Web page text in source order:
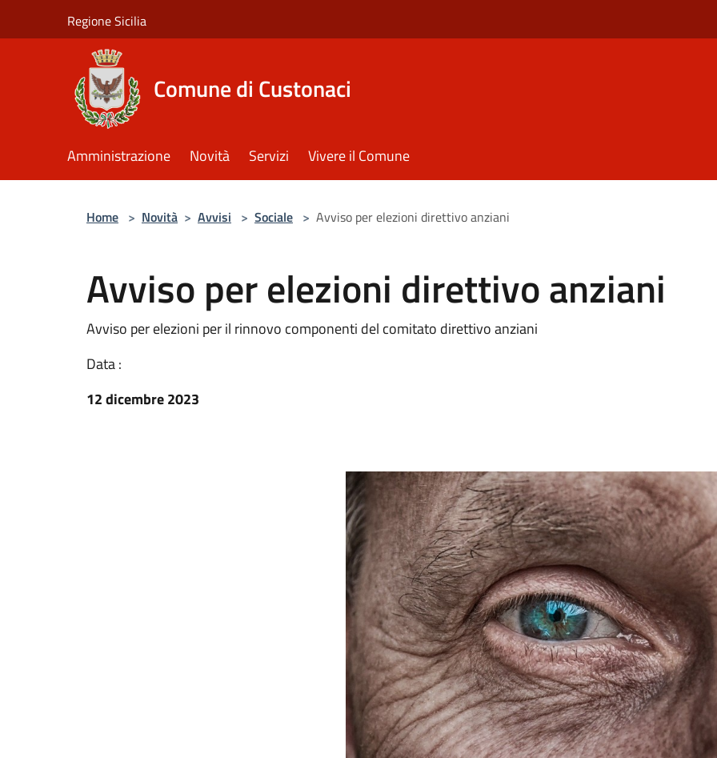
Regione Sicilia
Comune di Custonaci
Amministrazione Novità Servizi Vivere il Comune
Home > Novità > Avvisi > Sociale > Avviso per elezioni direttivo anziani
Avviso per elezioni direttivo anziani
Avviso per elezioni per il rinnovo componenti del comitato direttivo anziani
Data :
12 dicembre 2023